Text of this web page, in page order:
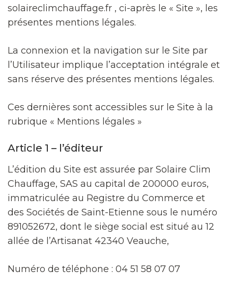
solaireclimchauffage.fr , ci-après le « Site », les
présentes mentions légales.
La connexion et la navigation sur le Site par
l’Utilisateur implique l’acceptation intégrale et
sans réserve des présentes mentions légales.
Ces dernières sont accessibles sur le Site à la
rubrique « Mentions légales »
Article 1 – l’éditeur
L’édition du Site est assurée par Solaire Clim
Chauffage, SAS au capital de 200000 euros,
immatriculée au Registre du Commerce et
des Sociétés de Saint-Etienne sous le numéro
891052672, dont le siège social est situé au 12
allée de l’Artisanat 42340 Veauche,
Numéro de téléphone : 04 51 58 07 07